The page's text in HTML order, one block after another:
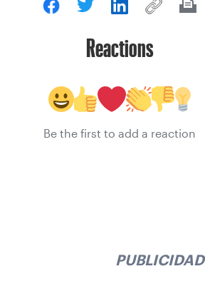
Reactions
Be the first to add a reaction
PUBLICIDAD